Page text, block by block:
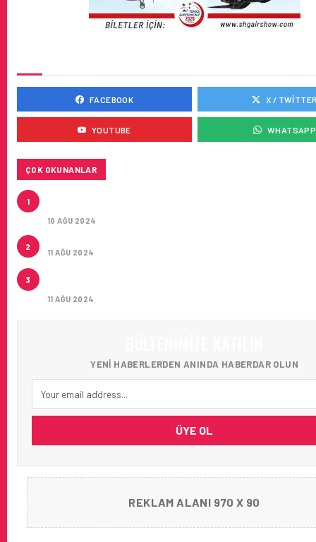
FACEBOOK X /
YOUTUBE WHATSAPP
ÇOK OKUNANLAR
1
10 AĞU 2024
2
11 AĞU 2024
3
11 AĞU 2024
YENI HABERLERDEN ANINDA HABERDAR OLUN
ÜYE OL
REKLAM ALANI 970 X 90